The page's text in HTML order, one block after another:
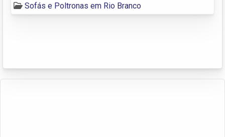
Sofás e Poltronas em Rio Branco